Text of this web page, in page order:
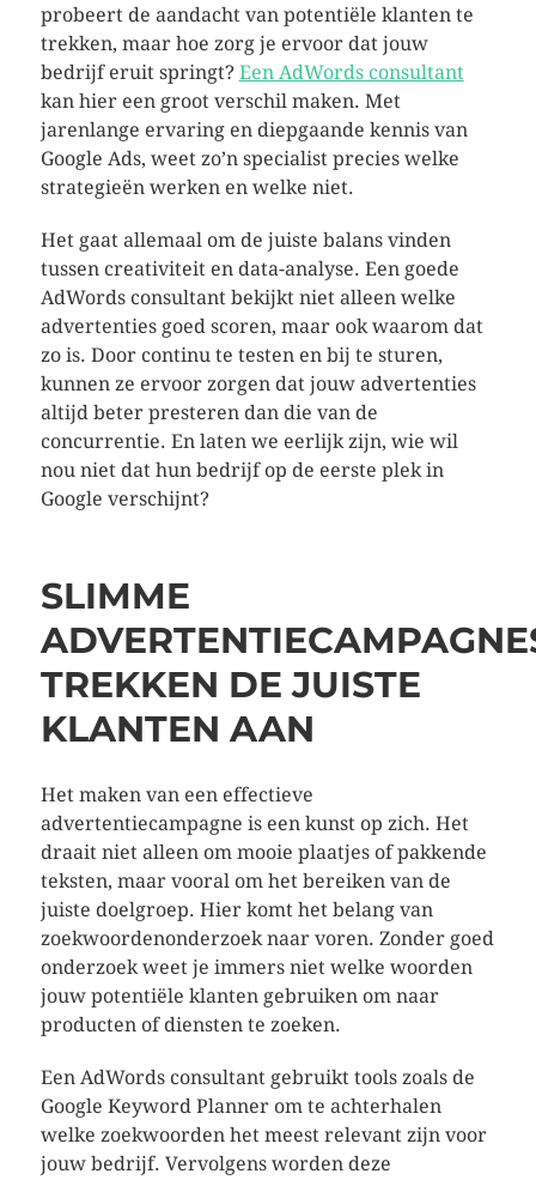
probeert de aandacht van potentiële klanten te
trekken, maar hoe zorg je ervoor dat jouw
bedrijf eruit springt? Een AdWords consultant
kan hier een groot verschil maken. Met
jarenlange ervaring en diepgaande kennis van
Google Ads, weet zo’n specialist precies welke
strategieën werken en welke niet.
Het gaat allemaal om de juiste balans vinden
tussen creativiteit en data-analyse. Een goede
AdWords consultant bekijkt niet alleen welke
advertenties goed scoren, maar ook waarom dat
zo is. Door continu te testen en bij te sturen,
kunnen ze ervoor zorgen dat jouw advertenties
altijd beter presteren dan die van de
concurrentie. En laten we eerlijk zijn, wie wil
nou niet dat hun bedrijf op de eerste plek in
Google verschijnt?
SLIMME
TREKKEN DE JUISTE
KLANTEN AAN
Het maken van een effectieve
advertentiecampagne is een kunst op zich. Het
draait niet alleen om mooie plaatjes of pakkende
teksten, maar vooral om het bereiken van de
juiste doelgroep. Hier komt het belang van
zoekwoordenonderzoek naar voren. Zonder goed
onderzoek weet je immers niet welke woorden
jouw potentiële klanten gebruiken om naar
producten of diensten te zoeken.
Een AdWords consultant gebruikt tools zoals de
Google Keyword Planner om te achterhalen
welke zoekwoorden het meest relevant zijn voor
jouw bedrijf. Vervolgens worden deze